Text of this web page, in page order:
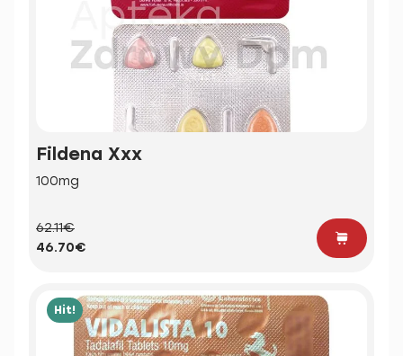
Fildena Xxx
100mg
62.11€
46.70€
Hit!